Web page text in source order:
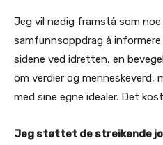
Jeg vil nødig framstå som
samfunnsoppdrag å
sidene ved idretten, en
om verdier og
med sine egne idealer. Det
Jeg støttet de streikende